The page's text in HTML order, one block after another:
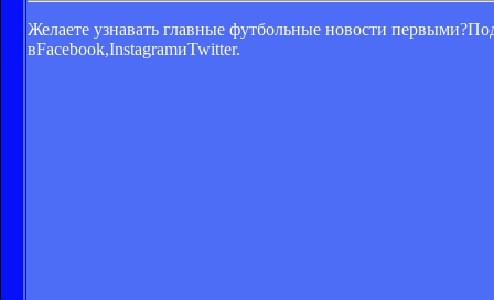
Желаете узнавать главные футбольные новости первыми?
вFacebook,InstagramиTwitter.